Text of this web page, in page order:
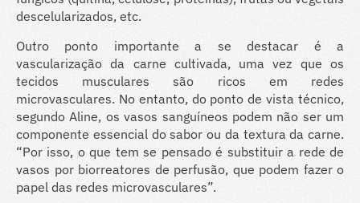
descelularizados, etc.
Outro ponto importante a se destacar é a
vascularização da carne cultivada, uma vez que os
tecidos musculares são ricos em redes
microvasculares. No entanto, do ponto de vista técnico,
segundo Aline, os vasos sanguíneos podem não ser um
componente essencial do sabor ou da textura da carne.
“Por isso, o que tem se pensado é substituir a rede de
vasos por biorreatores de perfusão, que podem fazer o
papel das redes microvasculares”.